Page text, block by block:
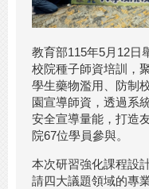
教育部115年5月12日
校院種子師資培訓，
學生藥物濫用、防制
園宣導師資，透過系
安全宣導量能，打造
院67位學員參與。
本次研習強化課程設
請四大議題領域的專